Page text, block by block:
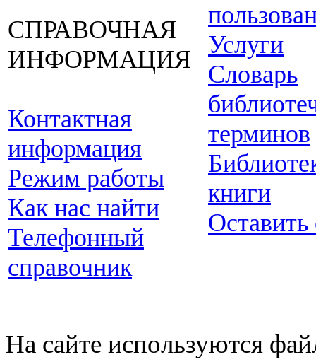
СПРАВОЧНАЯ
ИНФОРМАЦИЯ
Контактная
информация
Режим работы
Как нас найти
Телефонный
справочник
Услуги
Словарь
терминов
книги
Оставить
На сайте используются